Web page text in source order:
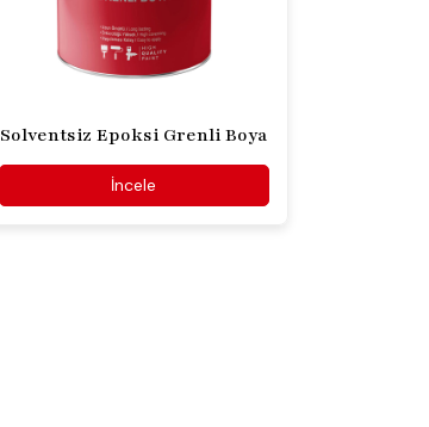
Solventsiz Epoksi Grenli Boya
İncele